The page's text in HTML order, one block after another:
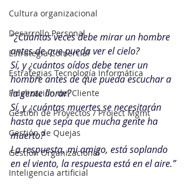
Cultura organizacional
Desarrollo Personal
Estrategia Comercial
Estrategias Tecnología Informática
Fidelización del Cliente
Gestión de Proyectos / Project Mgmt
Gestión de Quejas
Gestión Organizacional
Inteligencia artificial
“¿Cuántas veces debe mirar un hombre
antes de que pueda ver el cielo?
Sí, y ¿cuántos oídos debe tener un
hombre antes de que pueda escuchar a
la gente llorar?
Sí, y ¿cuántas muertes se necesitarán
hasta que sepa que mucha gente ha
muerto?
La respuesta, mi amigo, está soplando
en el viento, la respuesta está en el aire.”